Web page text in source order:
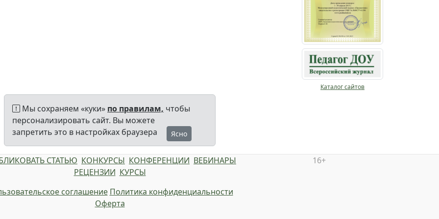
Каталог сайтов
Мы сохраняем «куки» по правилам, чтобы
персонализировать сайт. Вы можете
запретить это в настройках браузера
Ясно
СТАТЬЮ КОНКУРСЫ КОНФЕРЕНЦИИ ВЕБИНАРЫ
РЕЦЕНЗИИ КУРСЫ
соглашение Политика конфиденциальности
Оферта
16+